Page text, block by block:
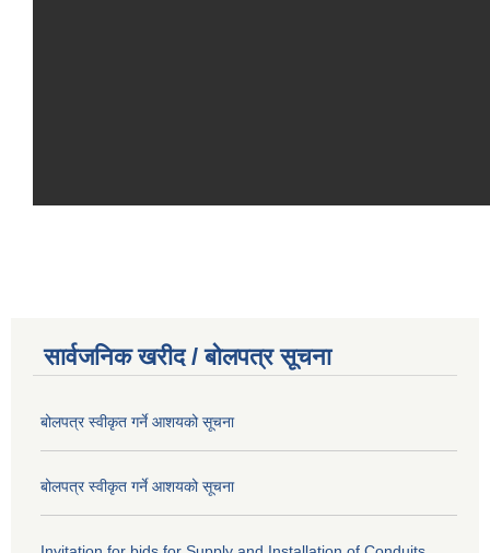
सार्वजनिक खरीद / बोलपत्र सूचना
बोलपत्र स्वीकृत गर्ने आशयको सूचना
बोलपत्र स्वीकृत गर्ने आशयको सूचना